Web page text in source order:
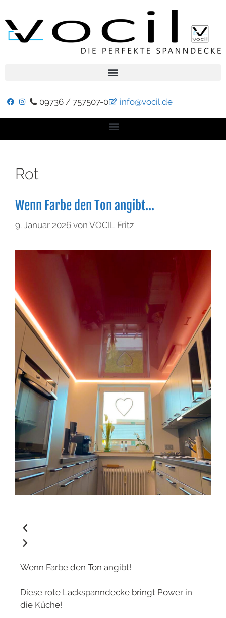
09736 / 757507-0 info@vocil.de
Rot
Wenn Farbe den Ton angibt…
9. Januar 2026 von VOCIL Fritz
Wenn Farbe den Ton angibt!
Diese rote Lackspanndecke bringt Power in
die Küche!